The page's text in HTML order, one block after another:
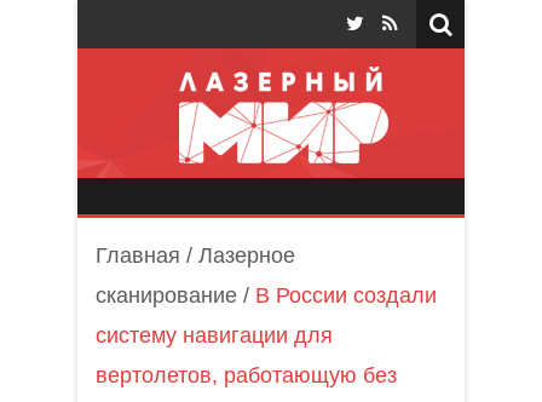
Главная / Лазерное
сканирование / В России создали
систему навигации для
вертолетов, работающую без